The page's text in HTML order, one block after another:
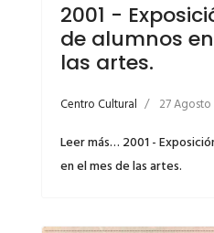
2001 -
de alumnos
las artes.
Centro Cultural 27
Leer más… 2001 -
en el mes de las artes.